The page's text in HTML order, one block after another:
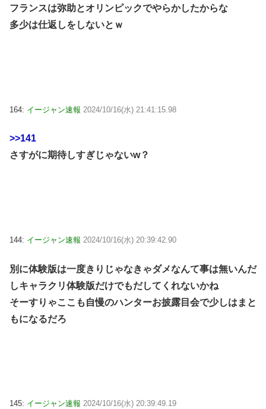
フランスは弥助とオリンピックでやらかしたからな
多少は仕返しをしないとｗ
164: イージャン速報 2024/10/16(水) 21:41:15.98
>>141
さすがに期待しすぎじゃないw？
144: イージャン速報 2024/10/16(水) 20:39:42.90
別に体験版は一度きりじゃなきゃダメなんて事は無いんだ
しキャラクリ体験版だけでもだしてくれないかね
そーすりゃここも自慢のハンターお披露目会で少しはまと
もになるだろ
145: イージャン速報 2024/10/16(水) 20:39:49.19